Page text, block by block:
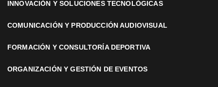
INNOVACIÓN Y SOLUCIONES TECNOLÓGICAS
COMUNICACIÓN Y PRODUCCIÓN AUDIOVISUAL
FORMACIÓN Y CONSULTORÍA DEPORTIVA
ORGANIZACIÓN Y GESTIÓN DE EVENTOS